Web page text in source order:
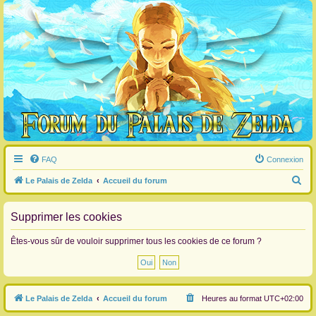
FAQ Connexion
Le Palais de Zelda Accueil du forum
e
h
h
Supprimer les cookies
Êtes-vous sûr de vouloir supprimer tous les cookies de ce forum ?
Le Palais de Zelda Accueil du forum Heures au format UTC+02:00